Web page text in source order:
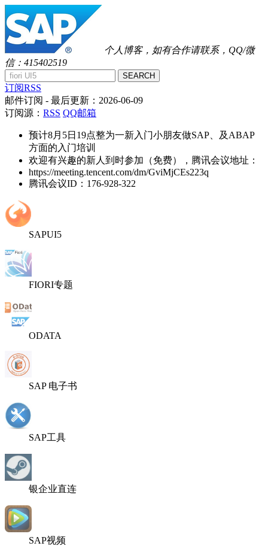
个人博客，如有合作请联系，QQ/微
信：415402519
SEARCH
订阅RSS
邮件订阅 - 最后更新： 2026-06-09
订阅源： RSS QQ邮箱
预计8月5日19点整为一新入门小朋友做SAP、及ABAP
方面的入门培训
欢迎有兴趣的新人到时参加（免费），腾讯会议地址：
https://meeting.tencent.com/dm/GviMjCEs223q
腾讯会议ID：176-928-322
SAPUI5
FIORI专题
ODATA
SAP 电子书
SAP工具
银企业直连
SAP视频